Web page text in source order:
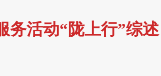
活动“陇上行”综述